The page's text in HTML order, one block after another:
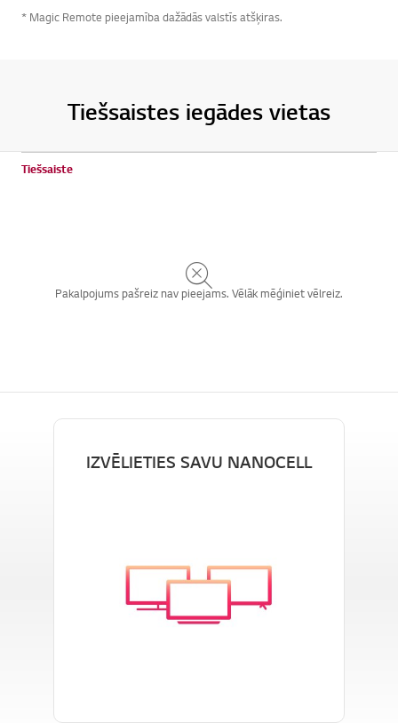
* Magic Remote pieejamība dažādās valstīs atšķiras.
Tiešsaistes iegādes vietas
Tiešsaiste
Pakalpojums pašreiz nav pieejams. Vēlāk mēģiniet vēlreiz.
IZVĒLIETIES SAVU NANOCELL